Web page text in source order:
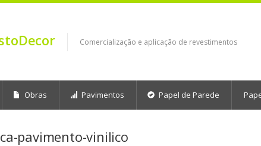
Comercialização e aplicação de revestimentos
Obras Pavimentos Papel de Parede
pavimento-vinilico